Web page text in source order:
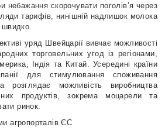
скорочувати поголів’я через
тарифів, нинішній надлишок молока
швидко.
уряд Швейцарії вивчає можливості
торговельних угод із регіонами,
Індія та Китай. Усередині країни
для стимулювання споживання
розглядає можливість виробництва
продуктів, зокрема моцарели та
ринок.
агропорталів ЄС